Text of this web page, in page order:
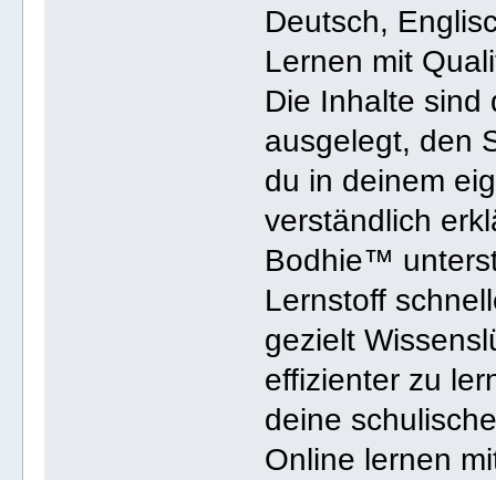
Deutsch,
Lernen mit
Die Inhalte sind
ausgelegt, den
du in deinem
verständlich
Bodhie™
Lernstoff
gezielt
effizienter zu
deine
Online lernen